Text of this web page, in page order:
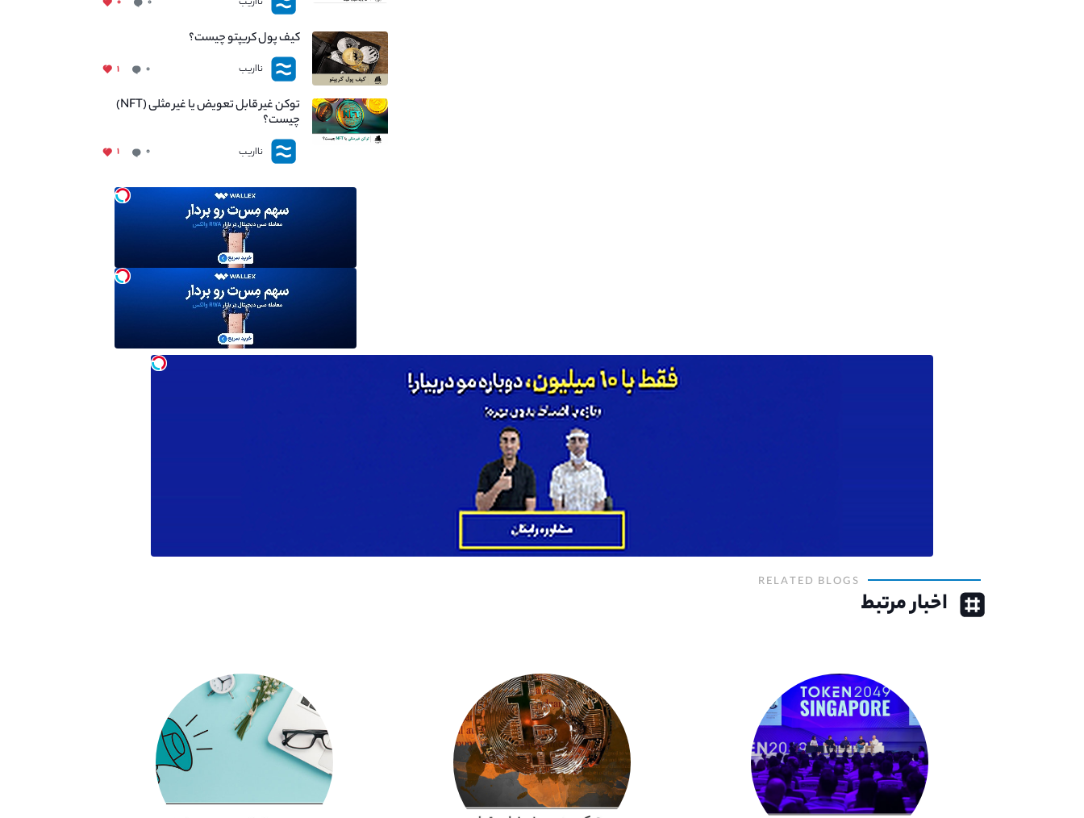
کیف پول کریپتو چیست؟
نااریب ۰ ۱
توکن غیر قابل تعویض یا غیر مثلی (NFT)
چیست؟
نااریب ۰ ۱
RELATED BLOGS
اخبار مرتبط